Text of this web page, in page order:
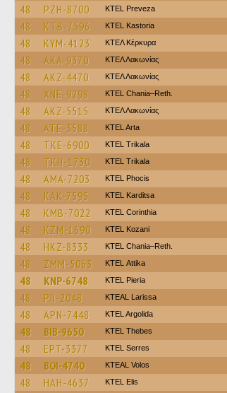
48 PZH-8700 KTEL Preveza
48 KTB-7596 KTEL Kastoria
48 KYM-4123 ΚΤΕΛ Κέρκυρα
48 AKA-9370 ΚΤΕΛ Λακωνίας
48 AKZ-4470 ΚΤΕΛ Λακωνίας
48 XNE-9298 KTEL Chania–Reth.
48 AKZ-5515 ΚΤΕΛ Λακωνίας
48 ATE-3588 KTEL Arta
48 TKE-6900 ΚΤΕL Τrikala
48 TKH-1730 ΚΤΕL Τrikala
48 AMA-7203 ΚΤΕL Phocis
48 KAK-7595 ΚΤΕL Karditsa
48 KMB-7022 KTEL Corinthia
48 KZM-1690 ΚΤΕL Kozani
48 HKZ-8333 KTEL Chania–Reth.
48 ZMM-5063 KΤΕL Αttika
48 KNP-6748 KTEL Pieria
48 PII-2048 KTEAL Larissa
48 APN-7448 KTEL Argolida
48 BIB-9650 KTEL Thebes
48 EPT-3377 KTEL Serres
48 BOI-4740 KTEAL Volos
48 HAH-4637 KTEL Elis